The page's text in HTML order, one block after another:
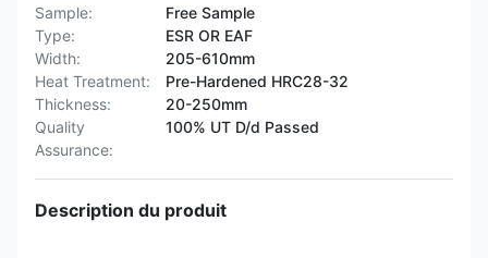
Sample:
Free Sample
Type:
ESR OR EAF
Width:
205-610mm
Heat Treatment:
Pre-Hardened HRC28-32
Thickness:
20-250mm
Quality
Assurance:
100% UT D/d Passed
Description du produit